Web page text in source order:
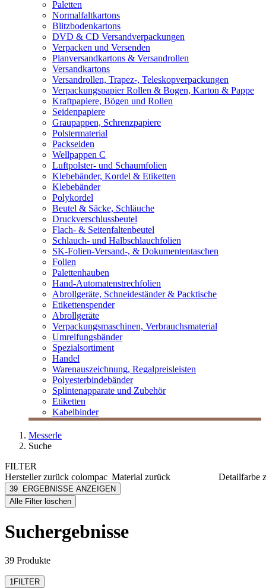
Paletten
Normalfaltkartons
Blitzbodenkartons
DVD & CD Versandverpackungen
Verpacken und Versenden
Planversandkartons & Versandrollen
Versandkartons
Versandrollen, Trapez-, Teleskopverpackungen
Verpackungspapier Rollen & Bogen, Karton & Pappe
Kraftpapiere, Bögen und Rollen
Seidenpapiere
Graupappen, Schrenzpapiere
Polstermaterial
Packseiden
Wellpappen C
Luftpolster- und Schaumfolien
Klebebänder, Kordel & Etiketten
Klebebänder
Polykordel
Beutel & Säcke, Schläuche
Druckverschlussbeutel
Flach- & Seitenfaltenbeutel
Schlauch- und Halbschlauchfolien
SK-Folien-Versand-, & Dokumententaschen
Folien
Palettenhauben
Hand-Automatenstrechfolien
Abrollgeräte, Schneideständer & Packtische
Etikettenspender
Abrollgeräte
Verpackungsmaschinen, Verbrauchsmaterial
Umreifungsbänder
Spezialsortiment
Handel
Warenauszeichnung, Regalpreisleisten
Polyesterbindebänder
Splintenapparate und Zubehör
Etiketten
Kabelbinder
Messerle
Suche
FILTER
Herstellerzurück colompac
ColomPac
[e] one
3M
mehr anzeigen
Material zurück
Detailfarbe
39
ERGEBNISSE ANZEIGEN
Alle Filter löschen
Suchergebnisse
39 Produkte
1FILTER